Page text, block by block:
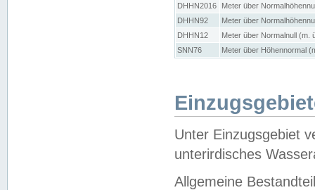
DHHN2016
Meter über
DHHN92
Meter über
DHHN12
Meter über Normalnull (m.
SNN76
Meter über Höhennormal
Unter Einzugsgebiet
unterirdisches
Allgemeine